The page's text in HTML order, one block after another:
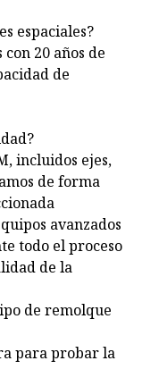
espaciales?
20 años de
de
incluidos ejes,
de forma
avanzados
todo el proceso
de la
de remolque
para probar la